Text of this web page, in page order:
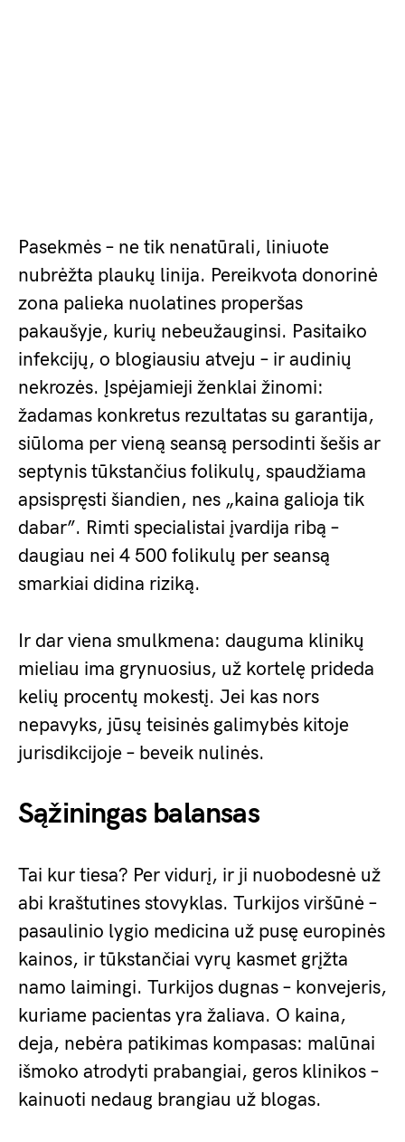
Pasekmės – ne tik nenatūrali, liniuote
nubrėžta plaukų linija. Pereikvota donorinė
zona palieka nuolatines properšas
pakaušyje, kurių nebeužauginsi. Pasitaiko
infekcijų, o blogiausiu atveju – ir audinių
nekrozės. Įspėjamieji ženklai žinomi:
žadamas konkretus rezultatas su garantija,
siūloma per vieną seansą persodinti šešis ar
septynis tūkstančius folikulų, spaudžiama
apsispręsti šiandien, nes „kaina galioja tik
dabar”. Rimti specialistai įvardija ribą –
daugiau nei 4 500 folikulų per seansą
smarkiai didina riziką.
Ir dar viena smulkmena: dauguma klinikų
mieliau ima grynuosius, už kortelę prideda
kelių procentų mokestį. Jei kas nors
nepavyks, jūsų teisinės galimybės kitoje
jurisdikcijoje – beveik nulinės.
Sąžiningas balansas
Tai kur tiesa? Per vidurį, ir ji nuobodesnė už
abi kraštutines stovyklas. Turkijos viršūnė –
pasaulinio lygio medicina už pusę europinės
kainos, ir tūkstančiai vyrų kasmet grįžta
namo laimingi. Turkijos dugnas – konvejeris,
kuriame pacientas yra žaliava. O kaina,
deja, nebėra patikimas kompasas: malūnai
išmoko atrodyti prabangiai, geros klinikos –
kainuoti nedaug brangiau už blogas.